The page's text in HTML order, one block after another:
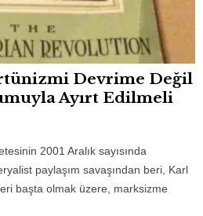
Devrime Değil
Ayırt Edilmeli
2001 Aralık sayısında
paylaşım savaşından beri, Karl
başta olmak üzere, marksizme